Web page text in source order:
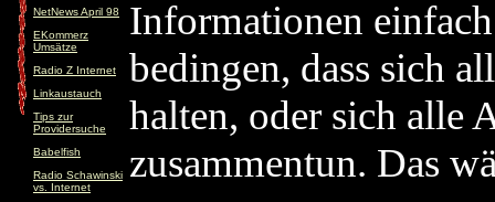
NetNews April 98
EKommerz
Umsätze
Radio Z Internet
Linkaustauch
Tips zur
Providersuche
Babelfish
Radio Schawinski
vs. Internet
Informationen
bedingen, dass sich
halten, oder sich alle
zusammentun. Das